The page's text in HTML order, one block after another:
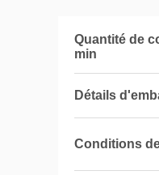
Quantité de
min
Détails
Conditions